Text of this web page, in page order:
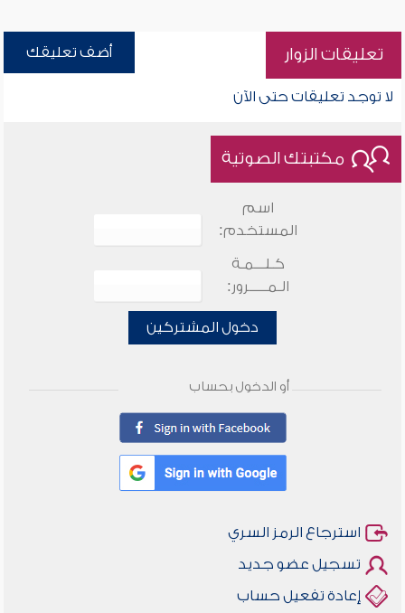
تعليقات الزوار أضف تعليقك
لا توجد تعليقات حتى الآن
مكتبتك الصوتية
اسم
المستخدم:
كـلـــمـة
الـمـــــرور:
دخول المشتركين
أو الدخول بحساب
استرجاع الرمز السري
تسجيل عضو جديد
إعادة تفعيل حساب